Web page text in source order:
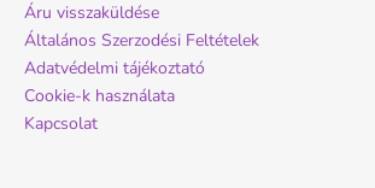
Áru visszaküldése
Általános Szerzodési Feltételek
Adatvédelmi tájékoztató
Cookie-k használata
Kapcsolat